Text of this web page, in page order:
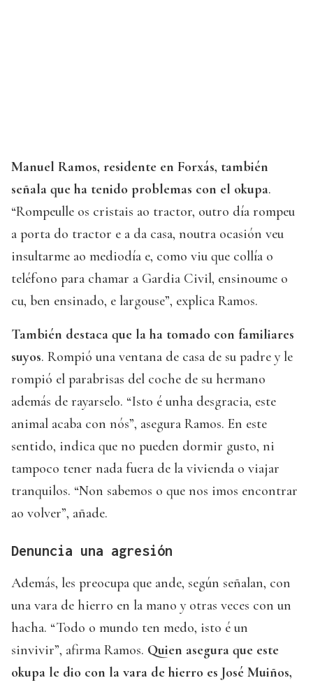
Manuel Ramos, residente en Forxás, también
señala que ha tenido problemas con el okupa.
“Rompeulle os cristais ao tractor, outro día rompeu
a porta do tractor e a da casa, noutra ocasión veu
insultarme ao mediodía e, como viu que collía o
teléfono para chamar a Gardia Civil, ensinoume o
cu, ben ensinado, e largouse”, explica Ramos.
También destaca que la ha tomado con familiares
suyos. Rompió una ventana de casa de su padre y le
rompió el parabrisas del coche de su hermano
además de rayarselo. “Isto é unha desgracia, este
animal acaba con nós”, asegura Ramos. En este
sentido, indica que no pueden dormir gusto, ni
tampoco tener nada fuera de la vivienda o viajar
tranquilos. “Non sabemos o que nos imos encontrar
ao volver”, añade.
Denuncia una agresión
Además, les preocupa que ande, según señalan, con
una vara de hierro en la mano y otras veces con un
hacha. “Todo o mundo ten medo, isto é un
sinvivir”, afirma Ramos. Quien asegura que este
okupa le dio con la vara de hierro es José Muiños,